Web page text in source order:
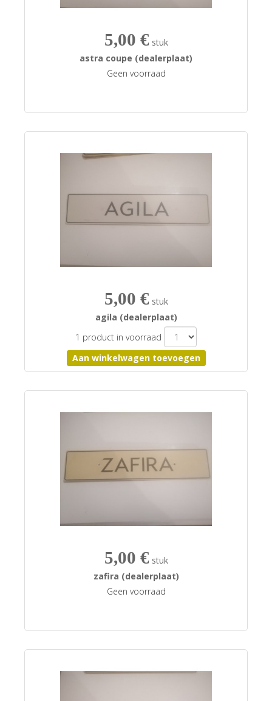
5,00 € stuk
astra coupe (dealerplaat)
Geen voorraad
5,00 € stuk
agila (dealerplaat)
1 product in voorraad
5,00 € stuk
zafira (dealerplaat)
Geen voorraad